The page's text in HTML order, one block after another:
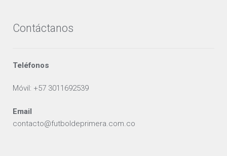
Contáctanos
Teléfonos
Móvil: +57 3011692539
Email
contacto@futboldeprimera.com.co